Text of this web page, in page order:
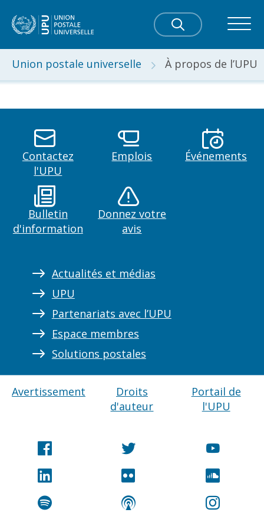
Union postale universelle À propos de l’UPU
Contactez
l'UPU
Emplois Événements
Bulletin
d'information
Donnez votre
avis
Actualités et médias
UPU
Partenariats avec l’UPU
Espace membres
Solutions postales
Avertissement
Droits
d'auteur
Portail de
l'UPU